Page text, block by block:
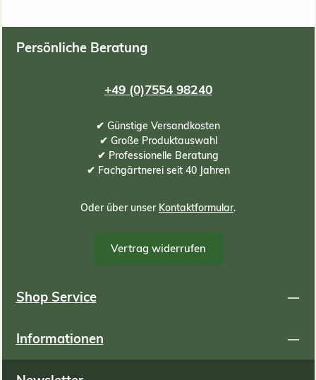
Persönliche Beratung
+49 (0)7554 98240
✔ Günstige Versandkosten
✔ Große Produktauswahl
✔ Professionelle Beratung
✔ Fachgärtnerei seit 40 Jahren
Oder über unser Kontaktformular.
Vertrag widerrufen
Shop Service
Informationen